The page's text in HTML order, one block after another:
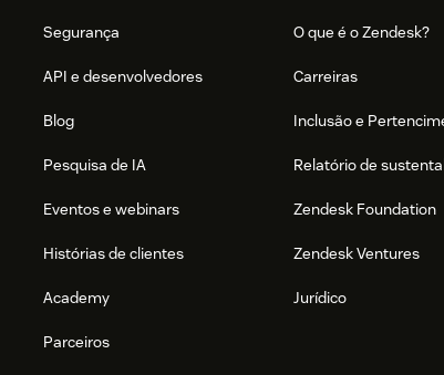
Segurança
API e desenvolvedores
Blog
Pesquisa de IA
Eventos e webinars
Histórias de clientes
Academy
Parceiros
O que é o Zendesk?
Carreiras
Inclusão e
Relatório de
Zendesk Foundation
Zendesk Ventures
Jurídico